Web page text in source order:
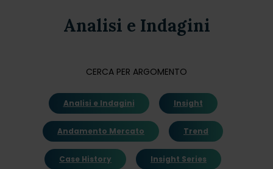
Analisi e Indagini
CERCA PER ARGOMENTO
Analisi e Indagini Insight
Andamento Mercato Trend
Case History Insight Series